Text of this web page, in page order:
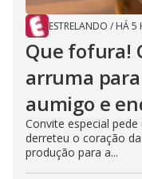
ESTRELANDO / HÁ 5
Que fofura!
arruma
aumigo e
Convite especial
derreteu o coração
produção para a...